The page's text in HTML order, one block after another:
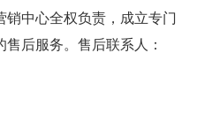
中心全权负责，成立专门
后服务。售后联系人：